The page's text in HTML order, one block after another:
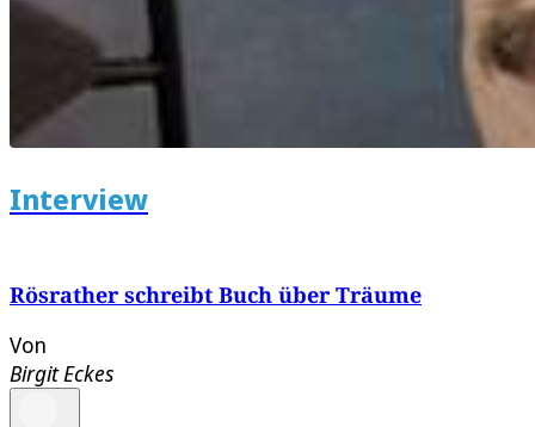
Interview
Rösrather schreibt Buch über Träume
Von
Birgit Eckes